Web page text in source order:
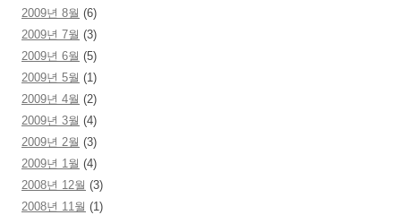
2009년 8월 (6)
2009년 7월 (3)
2009년 6월 (5)
2009년 5월 (1)
2009년 4월 (2)
2009년 3월 (4)
2009년 2월 (3)
2009년 1월 (4)
2008년 12월 (3)
2008년 11월 (1)